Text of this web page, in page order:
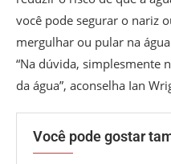
você pode segurar o nariz
mergulhar ou pular na
“Na dúvida, simplesmente
da água”, aconselha Ian
Você pode gostar